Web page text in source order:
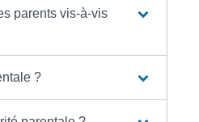
parents vis-à-vis
?